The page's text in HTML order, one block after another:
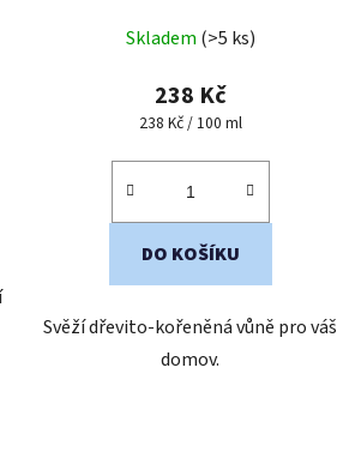
hodnocení
produktu
je
z
hvězdiček.
Skladem (>5 ks)
238 Kč
Měrná
238 Kč / 100 ml
DO KOŠÍKU
Svěží dřevito-kořeněná vůně pro váš
domov.